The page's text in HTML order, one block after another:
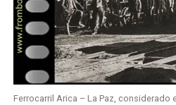
Ferrocarril Arica – La Paz, considerado